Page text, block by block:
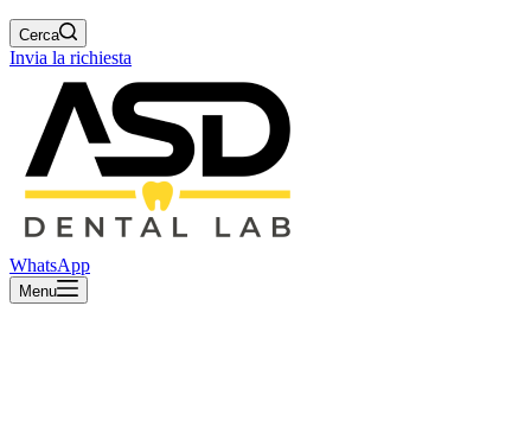
Cerca
Invia la richiesta
WhatsApp
Menu